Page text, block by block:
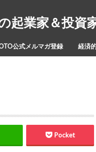
起業家＆投資
公式メルマガ登録 経済
Pocket